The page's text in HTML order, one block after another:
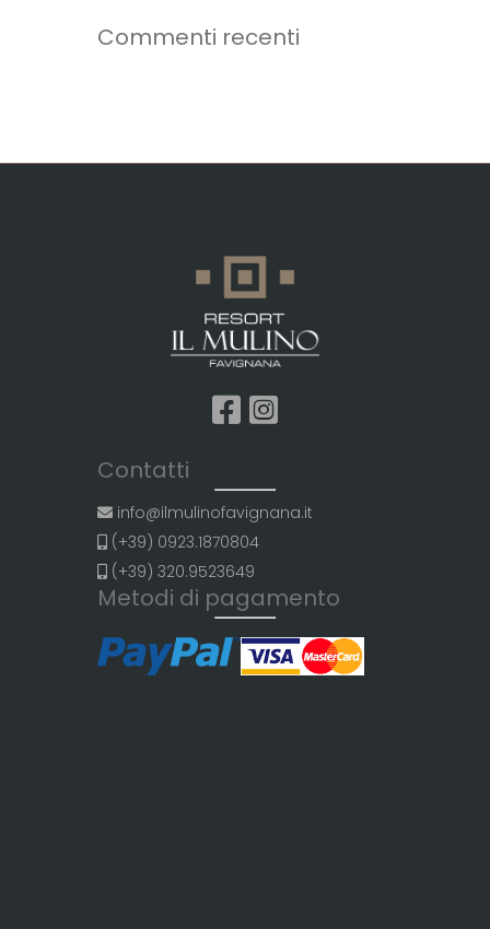
Commenti recenti
Contatti
info@ilmulinofavignana.it
(+39) 0923.1870804
(+39) 320.9523649
Metodi di pagamento